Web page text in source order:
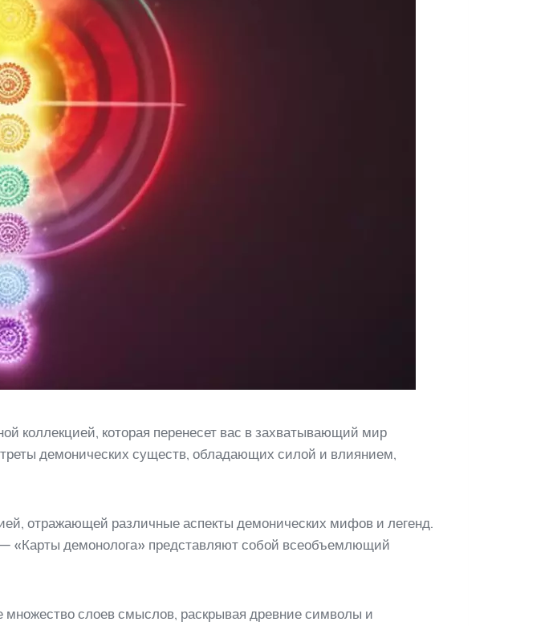
коллекцией, которая перенесет вас в захватывающий мир
демонических существ, обладающих силой и влиянием,
отражающей различные аспекты демонических мифов и легенд.
«Карты демонолога» представляют собой всеобъемлющий
множество слоев смыслов, раскрывая древние символы и